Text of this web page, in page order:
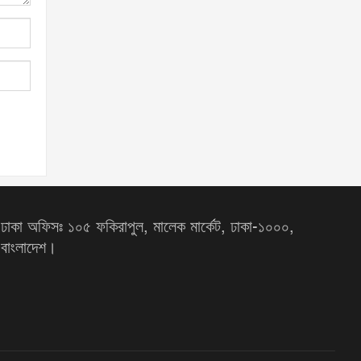
ঢাকা অফিসঃ ১০৫ ফকিরাপুল, মালেক মার্কেট, ঢাকা-১০০০,
বাংলাদেশ।